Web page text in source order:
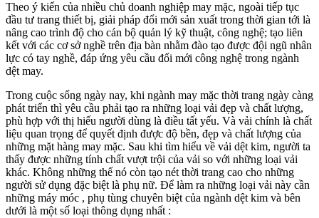
Theo ý kiến của nhiều chủ doanh nghiệp may mặc, ngoài tiếp tục
đầu tư trang thiết bị, giải pháp đổi mới sản xuất trong thời gian tới là
nâng cao trình độ cho cán bộ quản lý kỹ thuật, công nghệ; tạo liên
kết với các cơ sở nghề trên địa bàn nhằm đào tạo được đội ngũ nhân
lực có tay nghề, đáp ứng yêu cầu đổi mới công nghệ trong ngành
dệt may.
Trong cuộc sống ngày nay, khi ngành may mặc thời trang ngày càng
phát triển thì yêu cầu phải tạo ra những loại vải đẹp và chất lượng,
phù hợp với thị hiếu người dùng là điều tất yếu. Và vải chính là chất
liệu quan trọng để quyết định được độ bền, đẹp và chất lượng của
những mặt hàng may mặc. Sau khi tìm hiểu về vải dệt kim, người ta
thấy được những tính chất vượt trội của vải so với những loại vải
khác. Không những thế nó còn tạo nét thời trang cao cho những
người sử dụng đặc biệt là phụ nữ. Để làm ra những loại vải này cần
những máy móc , phụ tùng chuyên biệt của ngành dệt kim và bên
dưới là một số loại thông dụng nhất :